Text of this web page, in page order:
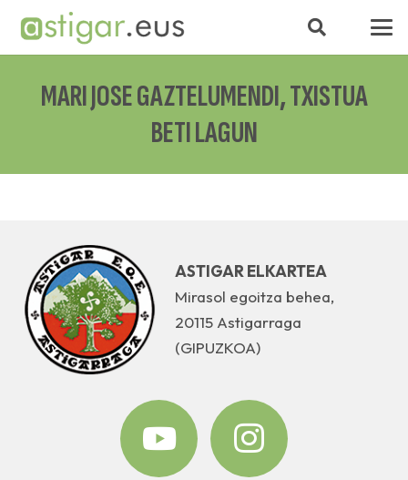
MARI JOSE GAZTELUMENDI, TXISTUA
BETI LAGUN
ASTIGAR ELKARTEA
Mirasol egoitza behea,
20115 Astigarraga
(GIPUZKOA)